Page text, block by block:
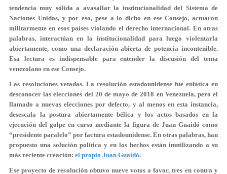
tendencia muy sólida a avasallar la institucionalidad del Sistema de
Naciones Unidas, y por eso, pese a lo dicho en ese Consejo, actuaron
militarmente en esos países violando el derecho internacional. En otras
palabras, interactúan en la institucionalidad para luego violentarla
abiertamente, como una declaración abierta de potencia incontenible.
Esa lectura es indispensable para entender la discusión del tema
venezolano en ese Consejo.
Las resoluciones vetadas. La resolución estadounidense fue enfática en
desconocer las elecciones del 20 de mayo de 2018 en Venezuela, pero el
llamado a nuevas elecciones por defecto, y al menos en esta instancia,
desescala la postura abiertamente bélica y los actos basados en la
ejecución del golpe en curso mediante la figura de Juan Guaidó como
“presidente paralelo” por factura estadounidense. En otras palabras, han
propuesto una solución política y en los hechos están inutilizando a su
más reciente creación: el propio Juan Guaidó.
Ese proyecto de resolución obtuvo nueve votos a favor, tres en contra y